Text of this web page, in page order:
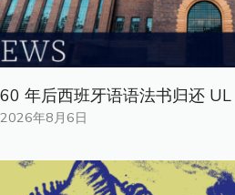
60 年后西班牙语语法书归还 UL
2026年8月6日